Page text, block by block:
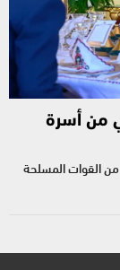
من أسرة
القوات المسلحة